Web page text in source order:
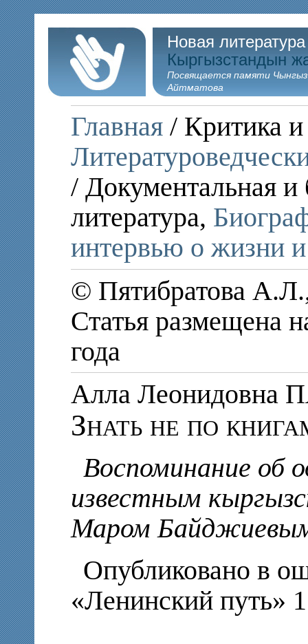
Новая
Кыргызстандын
Посвящается памяти
Айтматова
Главная / Критика и
/ Документальная и
литература,
интервью о жизни и
© Пятибратова
Статья размещена
года
Алла Леонидовна
Знать не по
Воспоминание об
известным
Маром
Опубликовано в
«Ленинский путь»